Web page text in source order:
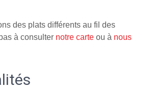
des plats différents au fil des
à consulter notre carte ou à nous